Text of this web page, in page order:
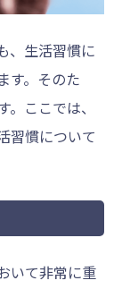
、生活習慣に
す。そのた
ここでは、
習慣について
いて非常に重